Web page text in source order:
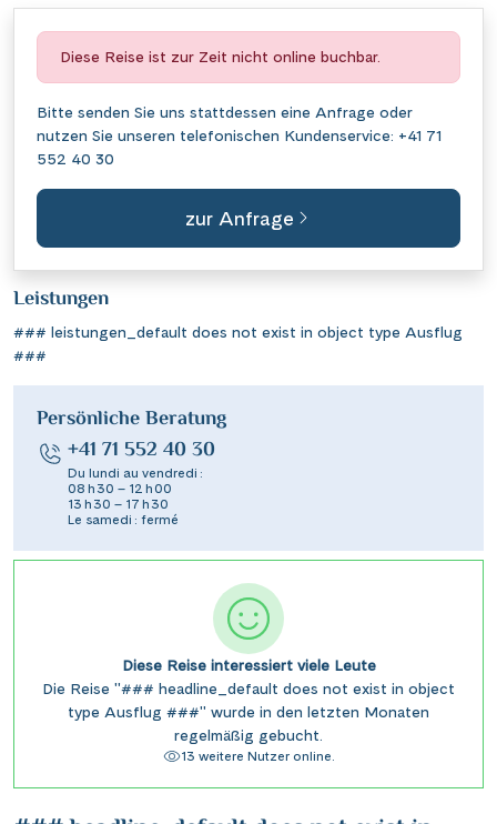
Diese Reise ist zur Zeit nicht online buchbar.
Bitte senden Sie uns stattdessen eine Anfrage oder
nutzen Sie unseren telefonischen Kundenservice: +41 71
552 40 30
zur Anfrage
Leistungen
### leistungen_default does not exist in object type Ausflug
###
Persönliche Beratung
+41 71 552 40 30
Du lundi au vendredi :
08 h 30 – 12 h 00
13 h 30 – 17 h 30
Le samedi : fermé
Diese Reise interessiert viele Leute
Die Reise "### headline_default does not exist in object
type Ausflug ###" wurde in den letzten Monaten
regelmäßig gebucht.
13 weitere Nutzer online.